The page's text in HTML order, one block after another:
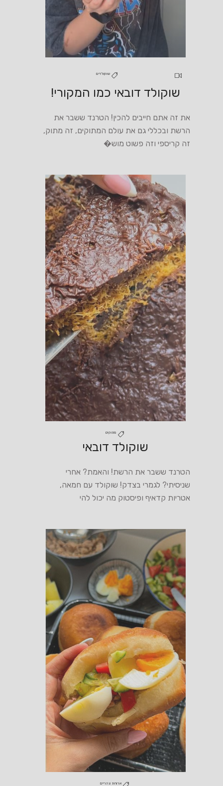
שוקולדים
שוקולד דובאי כמו המקורי!
את זה אתם חייבים להכין! הטרנד ששבר את
הרשת ובכללי גם את עולם המתוקים, זה מתוק,
זה קריספי וזה פשוט מוש�
מתוקים
שוקולד דובאי
הטרנד ששבר את הרשת! והאמת? אחרי
שניסיתי? לגמרי בצדק! שוקולד עם חמאה,
אטריות קדאיף ופיסטוק מה יכול להי
ארוחת צהריים